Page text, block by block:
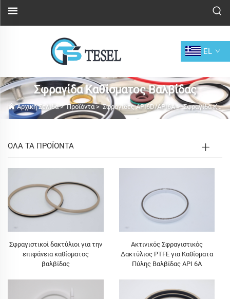
EL
Σφραγίδα Καθίσματος Βαλβίδας
Αρχική Σελίδα>Προϊόντα>Σφραγίδες API6D/API6A>Σφραγίδα Καθίσματος Βαλβίδας
ΟΛΑ ΤΑ ΠΡΟΪΟΝΤΑ
Σφραγιστικοί δακτύλιοι για την
επιφάνεια καθίσματος
βαλβίδας
Ακτινικός Σφραγιστικός
Δακτύλιος PTFE για Καθίσματα
Πύλης Βαλβίδας API 6A